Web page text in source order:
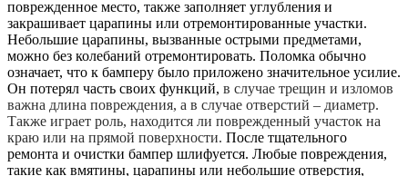
поврежденное место, также заполняет углубления и
закрашивает царапины или отремонтированные участки.
Небольшие царапины, вызванные острыми предметами,
можно без колебаний отремонтировать. Поломка обычно
означает, что к бамперу было приложено значительное усилие.
Он потерял часть своих функций, в случае трещин и изломов
важна длина повреждения, а в случае отверстий – диаметр.
Также играет роль, находится ли поврежденный участок на
краю или на прямой поверхности. После тщательного
ремонта и очистки бампер шлифуется. Любые повреждения,
такие как вмятины, царапины или небольшие отверстия,